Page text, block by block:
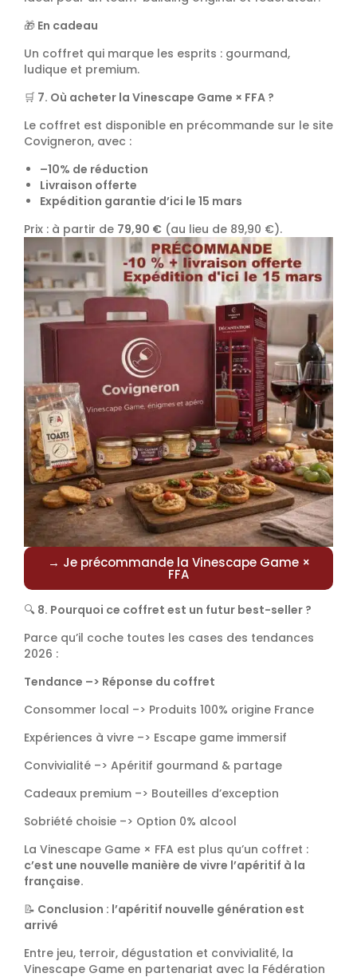
🎁 En cadeau
Un coffret qui marque les esprits : gourmand,
ludique et premium.
🛒 7. Où acheter la Vinescape Game × FFA ?
Le coffret est disponible en précommande sur le site
Covigneron, avec :
–10% de réduction
Livraison offerte
Expédition garantie d’ici le 15 mars
Prix : à partir de 79,90 € (au lieu de 89,90 €).
→ Je précommande la Vinescape Game ×
FFA
🔍 8. Pourquoi ce coffret est un futur best-seller ?
Parce qu’il coche toutes les cases des tendances
2026 :
Tendance –> Réponse du coffret
Consommer local –> Produits 100% origine France
Expériences à vivre –> Escape game immersif
Convivialité –> Apéritif gourmand & partage
Cadeaux premium –> Bouteilles d’exception
Sobriété choisie –> Option 0% alcool
La Vinescape Game × FFA est plus qu’un coffret :
c’est une nouvelle manière de vivre l’apéritif à la
française.
📝 Conclusion : l’apéritif nouvelle génération est
arrivé
Entre jeu, terroir, dégustation et convivialité, la
Vinescape Game en partenariat avec la Fédération